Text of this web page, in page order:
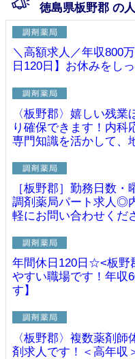
徳島県板野郡 の
＼高額求人／年収800
日120日】お休みをし
〈板野郡〉嬉しい残
り確保できます！内
専門知識を活かして、
［板野郡］勤務日数
調剤薬局パート求人◎
軽にお問い合わせくだ
年間休日120日☆<板野
やすい職場です！年収
す】
〈板野郡〉複数薬剤
剤求人です！＜高年収